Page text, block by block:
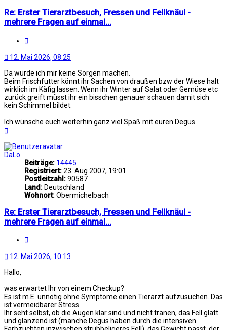
Re: Erster Tierarztbesuch, Fressen und Fellknäul -
mehrere Fragen auf einmal...
12. Mai 2026, 08:25
Da würde ich mir keine Sorgen machen.
Beim Frischfutter könnt ihr Sachen von draußen bzw der Wiese halt
wirklich im Käfig lassen. Wenn ihr Winter auf Salat oder Gemüse etc
zurück greift müsst ihr ein bisschen genauer schauen damit sich
kein Schimmel bildet.
Ich wünsche euch weiterhin ganz viel Spaß mit euren Degus
DaLo
Beiträge: 14445
Registriert:23. Aug 2007, 19:01
Postleitzahl:90587
Land: Deutschland
Wohnort:Obermichelbach
Re: Erster Tierarztbesuch, Fressen und Fellknäul -
mehrere Fragen auf einmal...
12. Mai 2026, 10:13
Hallo,
was erwartet Ihr von einem Checkup?
Es ist m.E. unnötig ohne Symptome einen Tierarzt aufzusuchen. Das
ist vermeidbarer Stress.
Ihr seht selbst, ob die Augen klar sind und nicht tränen, das Fell glatt
und glänzend ist (manche Degus haben durch die intensiven